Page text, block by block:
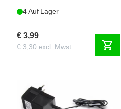
4 Auf Lager
€ 3,99
€ 3,30 excl. Mwst. shopping_cart